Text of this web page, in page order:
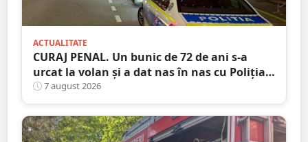
ACTUALITATE
CURAJ PENAL. Un bunic de 72 de ani s-a
urcat la volan și a dat nas în nas cu Poliția
Satu Mare
7 august 2026